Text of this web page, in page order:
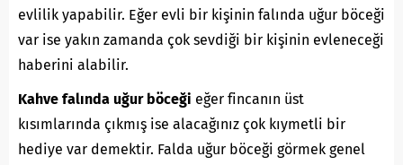
evlilik yapabilir. Eğer evli bir kişinin falında uğur böceği
var ise yakın zamanda çok sevdiği bir kişinin evleneceği
haberini alabilir.
Kahve falında uğur böceği eğer fincanın üst
kısımlarında çıkmış ise alacağınız çok kıymetli bir
hediye var demektir. Falda uğur böceği görmek genel